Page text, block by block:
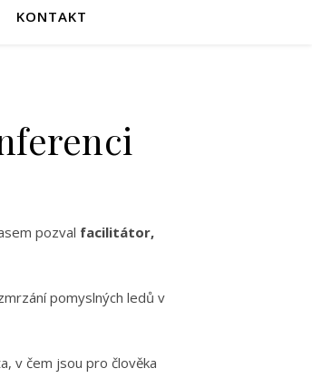
KONTAKT
pozval facilitátor,
pomyslných ledů v
v čem jsou pro člověka